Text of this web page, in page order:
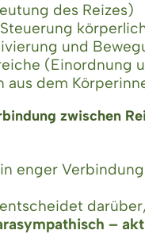
des Reizes)
und
(Einordnung
aus dem
zwischen
enger
darüber,
–